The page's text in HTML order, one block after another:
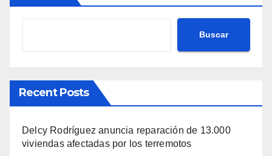
Buscar
Recent Posts
Delcy Rodríguez anuncia reparación de 13.000
viviendas afectadas por los terremotos